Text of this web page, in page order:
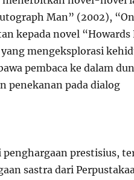
Man” (2002),
kepada novel “Howards
mengeksplorasi
pembaca ke dalam
penekanan pada dialog
prestisius,
sastra dari